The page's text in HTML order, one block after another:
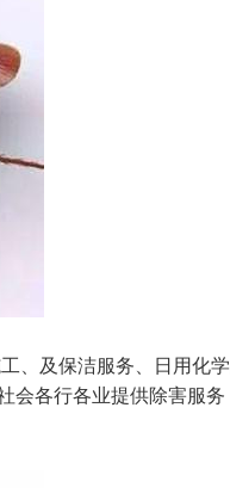
、及保洁服务、日用化
会各行各业提供除害服